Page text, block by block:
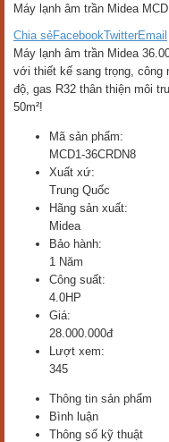
Máy lạnh âm trần Midea
Chia sẻFacebookTwitterEmail
Máy lạnh âm trần Midea
với thiết kế sang trọng, công
độ, gas R32 thân thiện môi
50m²!
Mã sản phẩm:
MCD1-36CRDN8
Xuất xứ:
Trung Quốc
Hãng sản xuất:
Midea
Bảo hành:
1 Năm
Công suất:
4.0HP
Giá:
28.000.000đ
Lượt xem:
345
Thông tin sản phẩm
Bình luận
Thông số kỹ thuật